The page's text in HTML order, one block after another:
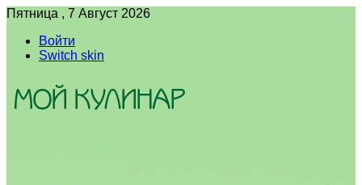
Пятница , 7 Август 2026
Войти
Switch skin